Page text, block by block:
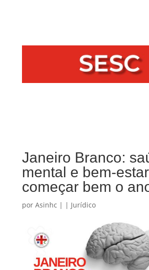
Janeiro Branco:
mental e bem-
começar bem o
por Asinhc | | Jurídico